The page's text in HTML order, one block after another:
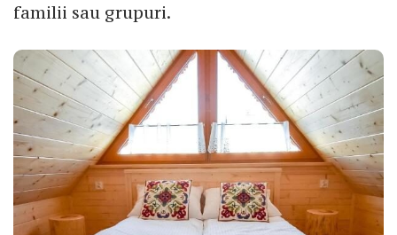
familii sau grupuri.